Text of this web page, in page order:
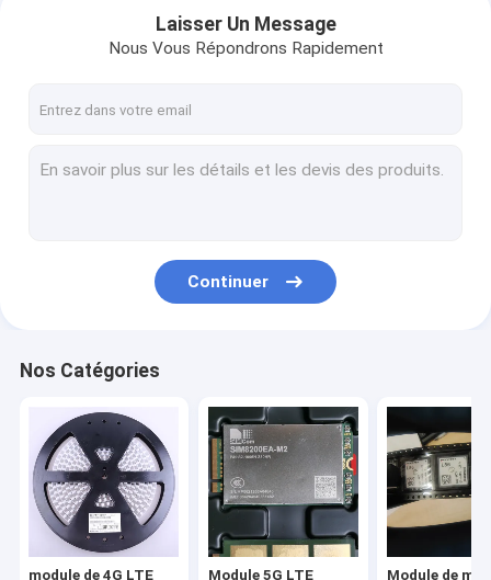
À propos de nous
module de 4G LTE
Module 5G LTE
Laisser Un Message
Nous Vous Répondrons Rapidement
Continuer
Nos Catégories
module de 4G LTE Module 5G LTE Module de